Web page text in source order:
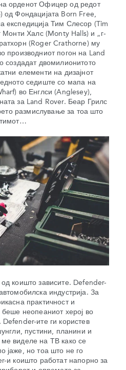
орденот Офицер од редот
од Фондацијата Born Free,
експедиција Тим Слесор (Tim
Монти Халс (Monty Halls) и „г-
(Roger Crathorne) му
производниот погон на Land
создадат двомилионитото
елементи на дизајнот
седиште со мапа на
во Енглси (Anglesey),
за Land Rover. Беар Грилс
размислување за тоа што
коишто зависите. Defender-
индустрија. За
практичност и
беше неопеаниот херој во
ите ги користев
пустини, планини и
виделе на ТВ како се
јаже, но тоа што не го
и коишто работат напорно за